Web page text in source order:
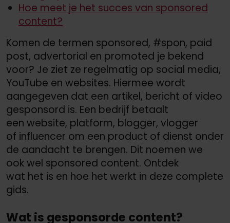
Hoe meet je het succes van sponsored
content?
Komen de termen sponsored, #spon, paid
post, advertorial en promoted je bekend
voor? Je ziet ze regelmatig op social media,
YouTube en websites. Hiermee wordt
aangegeven dat een artikel, bericht of video
gesponsord is. Een bedrijf betaalt
een website, platform, blogger, vlogger
of influencer om een product of dienst onder
de aandacht te brengen. Dit noemen we
ook wel sponsored content. Ontdek
wat het is en hoe het werkt in deze complete
gids.
Wat is gesponsorde content?